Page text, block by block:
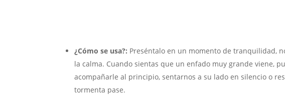
¿Cómo se usa?: Preséntalo en un momento de tranquilidad,
la calma. Cuando sientas que un enfado muy grande viene,
acompañarle al principio, sentarnos a su lado en silencio o
tormenta pase.